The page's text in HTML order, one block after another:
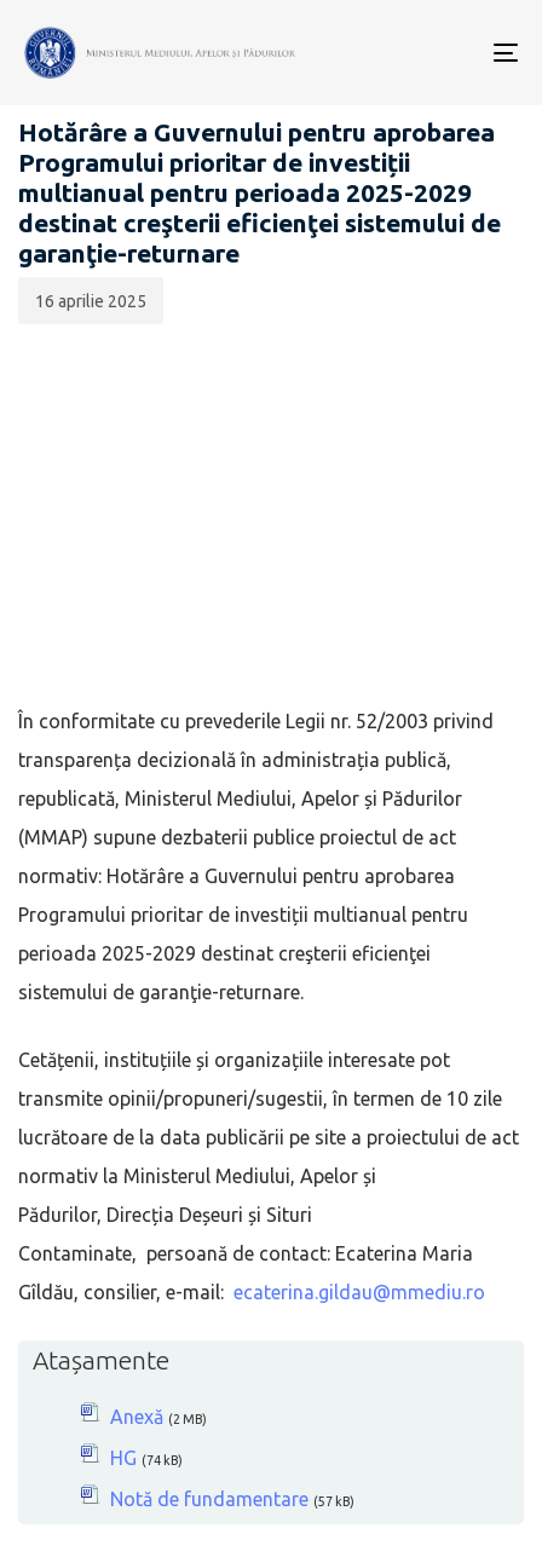
PROIECTE ACTE NORMATIVE
Hotărâre a Guvernului pentru aprobarea
Programului prioritar de investiții
multianual pentru perioada 2025-2029
destinat creşterii eficienţei sistemului de
garanţie-returnare
publicării:
16 aprilie 2025
În conformitate cu prevederile Legii nr. 52/2003 privind
transparența decizională în administrația publică,
republicată, Ministerul Mediului, Apelor și Pădurilor
(MMAP) supune dezbaterii publice proiectul de act
normativ: Hotărâre a Guvernului pentru aprobarea
Programului prioritar de investiții multianual pentru
perioada 2025-2029 destinat creşterii eficienţei
sistemului de garanţie-returnare.
Cetățenii, instituțiile și organizațiile interesate pot
transmite opinii/propuneri/sugestii, în termen de 10 zile
lucrătoare de la data publicării pe site a proiectului de act
normativ la Ministerul Mediului, Apelor și
Pădurilor, Direcția Deșeuri și Situri
Contaminate, persoană de contact: Ecaterina Maria
Gîldău, consilier, e-mail: ecaterina.gildau@mmediu.ro
Atașamente
Anexă (2 MB)
HG (74 kB)
Notă de fundamentare (57 kB)